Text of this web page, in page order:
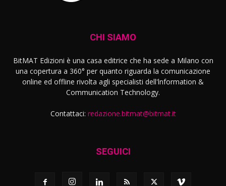
CHI SIAMO
BitMAT Edizioni è una casa editrice che ha sede a Milano con
una copertura a 360° per quanto riguarda la comunicazione
online ed offline rivolta agli specialisti dell'lnformation &
Communication Technology.
Contattaci: redazione.bitmat@bitmat.it
SEGUICI